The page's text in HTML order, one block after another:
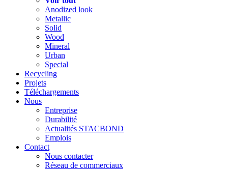
Anodized look
Metallic
Solid
Wood
Mineral
Urban
Special
Recycling
Projets
Téléchargements
Nous
Entreprise
Durabilité
Actualités STACBOND
Emplois
Contact
Nous contacter
Réseau de commerciaux